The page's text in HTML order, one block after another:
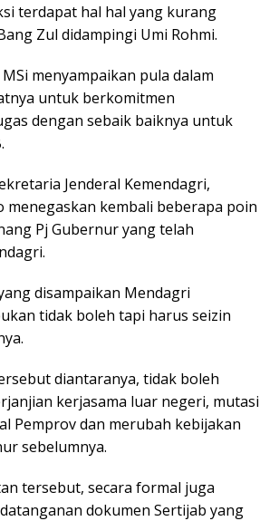
terdapat hal hal yang kurang
Zul didampingi Umi Rohmi.
menyampaikan pula dalam
untuk berkomitmen
dengan sebaik baiknya untuk
Jenderal Kemendagri,
menegaskan kembali beberapa poin
Pj Gubernur yang telah
disampaikan Mendagri
tidak boleh tapi harus seizin
diantaranya, tidak boleh
kerjasama luar negeri, mutasi
Pemprov dan merubah kebijakan
sebelumnya.
tersebut, secara formal juga
dokumen Sertijab yang